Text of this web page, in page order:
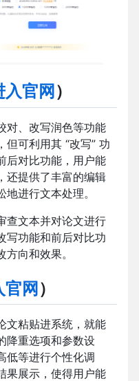
入官网 ）
对、改写润色等功能
但可利用其 “改写” 功
后对比功能，用户能
还提供了丰富的编辑
进行文本处理。
查文本并对论文进行
写功能和前后对比功
向和效果。
官网）
文粘贴进系统，就能
降重选项和参数设
低等进行个性化调
果展示，使得用户能